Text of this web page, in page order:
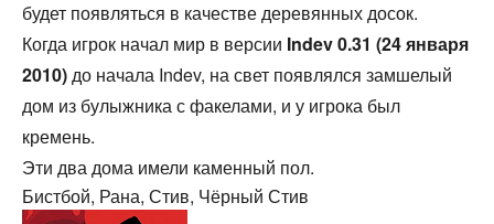
будет появляться в качестве деревянных досок.
Когда игрок начал мир в версии Indev 0.31 (24 января
2010)до начала Indev, на свет появлялся замшелый
дом из булыжника с факелами, и у игрока был
кремень.
Эти два дома имели каменный пол.
Бистбой, Рана, Стив, Чёрный Стив